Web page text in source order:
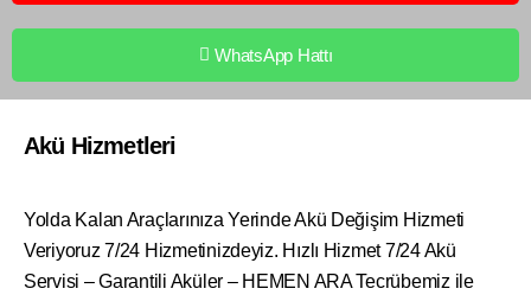
WhatsApp Hattı
Akü Hizmetleri
Yolda Kalan Araçlarınıza Yerinde Akü Değişim Hizmeti
Veriyoruz 7/24 Hizmetinizdeyiz. Hızlı Hizmet 7/24 Akü
Servisi – Garantili Aküler – HEMEN ARA Tecrübemiz ile